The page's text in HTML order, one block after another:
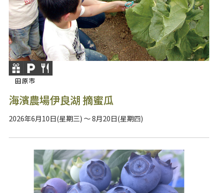
田原市
海濱農場伊良湖 摘蜜瓜
2026年6月10日(星期三) ～ 8月20日(星期四)